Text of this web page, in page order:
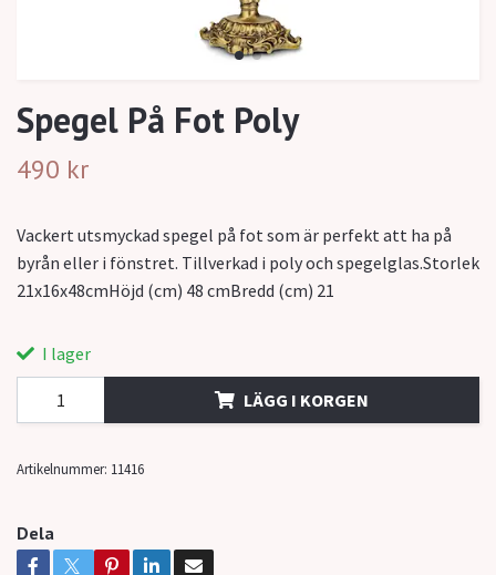
Spegel På Fot Poly
490 kr
Vackert utsmyckad spegel på fot som är perfekt att ha på
byrån eller i fönstret. Tillverkad i poly och spegelglas.Storlek
21x16x48cmHöjd (cm) 48 cmBredd (cm) 21
I lager
LÄGG I KORGEN
Artikelnummer: 11416
Dela